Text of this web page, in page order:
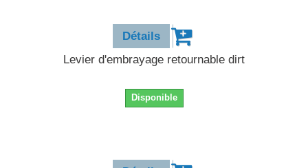
Détails
Levier d'embrayage retournable dirt
Disponible